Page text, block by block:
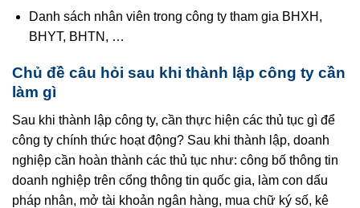
Danh sách nhân viên trong công ty tham gia BHXH,
BHYT, BHTN, …
Chủ đề câu hỏi sau khi thành lập công ty cần
làm gì
Sau khi thành lập công ty, cần thực hiện các thủ tục gì để
công ty chính thức hoạt động? Sau khi thành lập, doanh
nghiệp cần hoàn thành các thủ tục như: công bố thông tin
doanh nghiệp trên cổng thông tin quốc gia, làm con dấu
pháp nhân, mở tài khoản ngân hàng, mua chữ ký số, kê